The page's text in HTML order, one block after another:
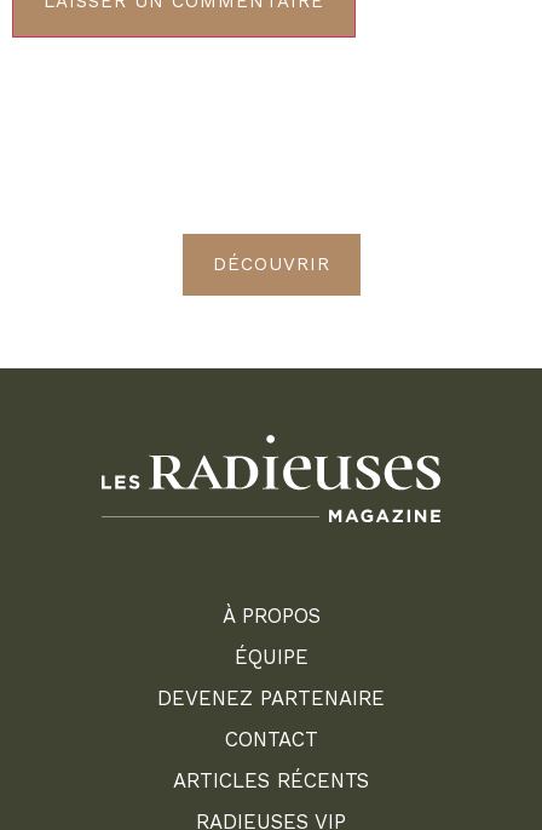
DÉCOUVRIR
À PROPOS
ÉQUIPE
DEVENEZ PARTENAIRE
CONTACT
ARTICLES RÉCENTS
RADIEUSES VIP